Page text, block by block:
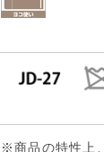
※商品の特性上